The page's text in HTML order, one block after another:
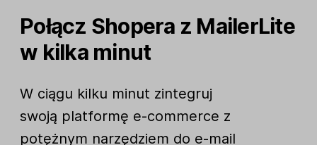
Połącz Shopera z MailerLite
w kilka minut
W ciągu kilku minut zintegruj
swoją platformę e-commerce z
potężnym narzędziem do e-mail